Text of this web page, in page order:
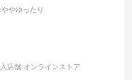
:ややゆったり
店舗:オンラインストア